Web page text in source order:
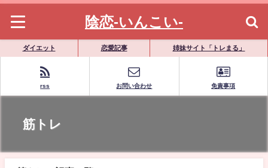
陰恋-いんこい-
ダイエット 恋愛記事 姉妹サイト「トレまる」
rss お問い合わせ 免責事項
筋トレ